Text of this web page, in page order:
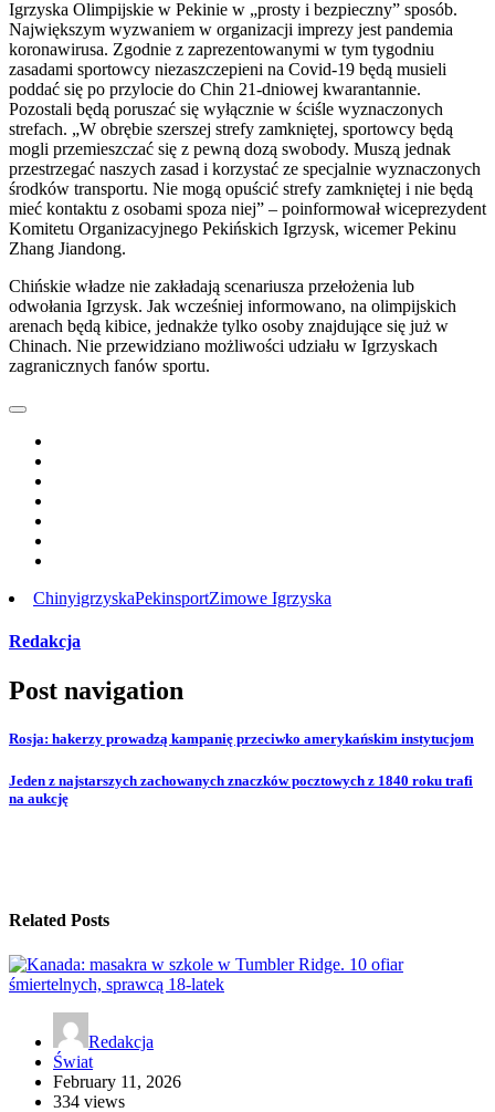
Igrzyska Olimpijskie w Pekinie w „prosty i bezpieczny” sposób.
Największym wyzwaniem w organizacji imprezy jest pandemia
koronawirusa. Zgodnie z zaprezentowanymi w tym tygodniu
zasadami sportowcy niezaszczepieni na Covid-19 będą musieli
poddać się po przylocie do Chin 21-dniowej kwarantannie.
Pozostali będą poruszać się wyłącznie w ściśle wyznaczonych
strefach. „W obrębie szerszej strefy zamkniętej, sportowcy będą
mogli przemieszczać się z pewną dozą swobody. Muszą jednak
przestrzegać naszych zasad i korzystać ze specjalnie wyznaczonych
środków transportu. Nie mogą opuścić strefy zamkniętej i nie będą
mieć kontaktu z osobami spoza niej” – poinformował wiceprezydent
Komitetu Organizacyjnego Pekińskich Igrzysk, wicemer Pekinu
Zhang Jiandong.
Chińskie władze nie zakładają scenariusza przełożenia lub
odwołania Igrzysk. Jak wcześniej informowano, na olimpijskich
arenach będą kibice, jednakże tylko osoby znajdujące się już w
Chinach. Nie przewidziano możliwości udziału w Igrzyskach
zagranicznych fanów sportu.
ChinyigrzyskaPekinsportZimowe Igrzyska
Redakcja
Post navigation
Rosja: hakerzy prowadzą kampanię przeciwko amerykańskim instytucjom
Jeden z najstarszych zachowanych znaczków pocztowych z 1840 roku trafi
na aukcję
Related Posts
Redakcja
Świat
February 11, 2026
334 views